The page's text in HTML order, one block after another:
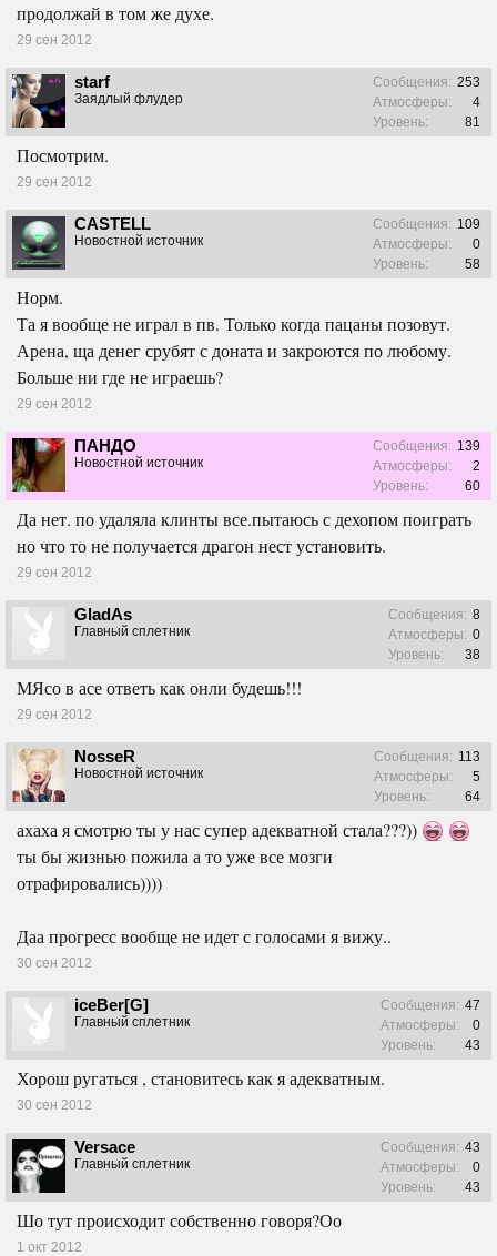
продолжай в том же духе.
29 сен 2012
starf
Заядлый флудер
Сообщения: 253
Атмосферы:
4
Уровень:
81
Посмотрим.
29 сен 2012
CASTELL
Новостной источник
Сообщения: 109
Атмосферы:
0
Уровень:
58
Норм.
Та я вообще не играл в пв. Только когда пацаны позовут.
Арена, ща денег срубят с доната и закроются по любому.
Больше ни где не играешь?
29 сен 2012
ПАНДО
Новостной источник
Сообщения: 139
Атмосферы:
2
Уровень:
60
Да нет. по удаляла клинты все.пытаюсь с дехопом поиграть
но что то не получается драгон нест установить.
29 сен 2012
GladAs
Главный сплетник
Сообщения: 8
Атмосферы: 0
Уровень:
38
МЯсо в асе ответь как онли будешь!!!
29 сен 2012
NosseR
Новостной источник
Сообщения: 113
Атмосферы:
5
Уровень:
64
ахаха я смотрю ты у нас супер адекватной стала???))
ты бы жизнью пожила а то уже все мозги
отрафировались))))
Даа прогресс вообще не идет с голосами я вижу..
30 сен 2012
iceBer[G]
Главный сплетник
Сообщения: 47
Атмосферы:
0
Уровень:
43
Хорош ругаться , становитесь как я адекватным.
30 сен 2012
Versace
Главный сплетник
Сообщения: 43
Атмосферы:
0
Уровень:
43
Шо тут происходит собственно говоря?Оо
1 окт 2012